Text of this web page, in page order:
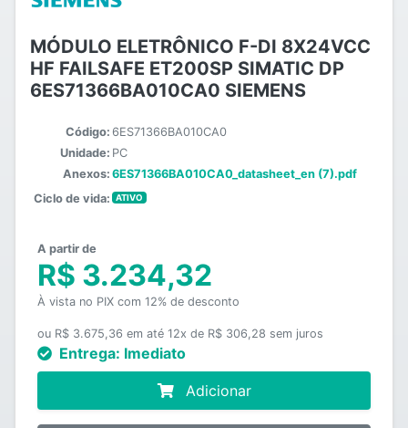
MÓDULO ELETRÔNICO F-DI 8X24VCC
HF FAILSAFE ET200SP SIMATIC DP
6ES71366BA010CA0 SIEMENS
Código: 6ES71366BA010CA0
Unidade: PC
Anexos: 6ES71366BA010CA0_datasheet_en (7).pdf
Ciclo de vida:
ATIVO
A partir de
R$ 3.234,32
À vista no PIX com 12% de desconto
ou R$ 3.675,36 em até 12x de R$ 306,28 sem juros
Entrega: Imediato
Adicionar